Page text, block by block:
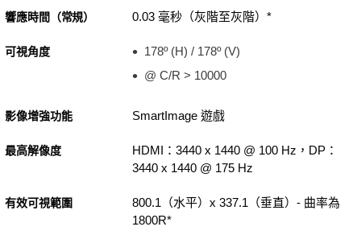
響應時間（常規） 0.03 毫秒（灰階至灰階）*
可視角度
178º (H) / 178º (V)
@ C/R > 10000
影像增強功能 SmartImage 遊戲
最高解像度
HDMI：3440 x 1440 @ 100 Hz，DP：
3440 x 1440 @ 175 Hz
有效可視範圍
800.1（水平）x 337.1（垂直）- 曲率為
1800R*